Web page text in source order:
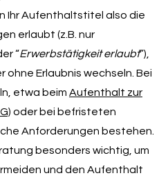
Ihr Aufenthaltstitel also die
erlaubt (z.B. nur
“Erwerbstätigkeit erlaubt”),
Erlaubnis wechseln. Bei
etwa beim Aufenthalt zur
oder bei befristeten
Anforderungen bestehen.
besonders wichtig, um
und den Aufenthalt